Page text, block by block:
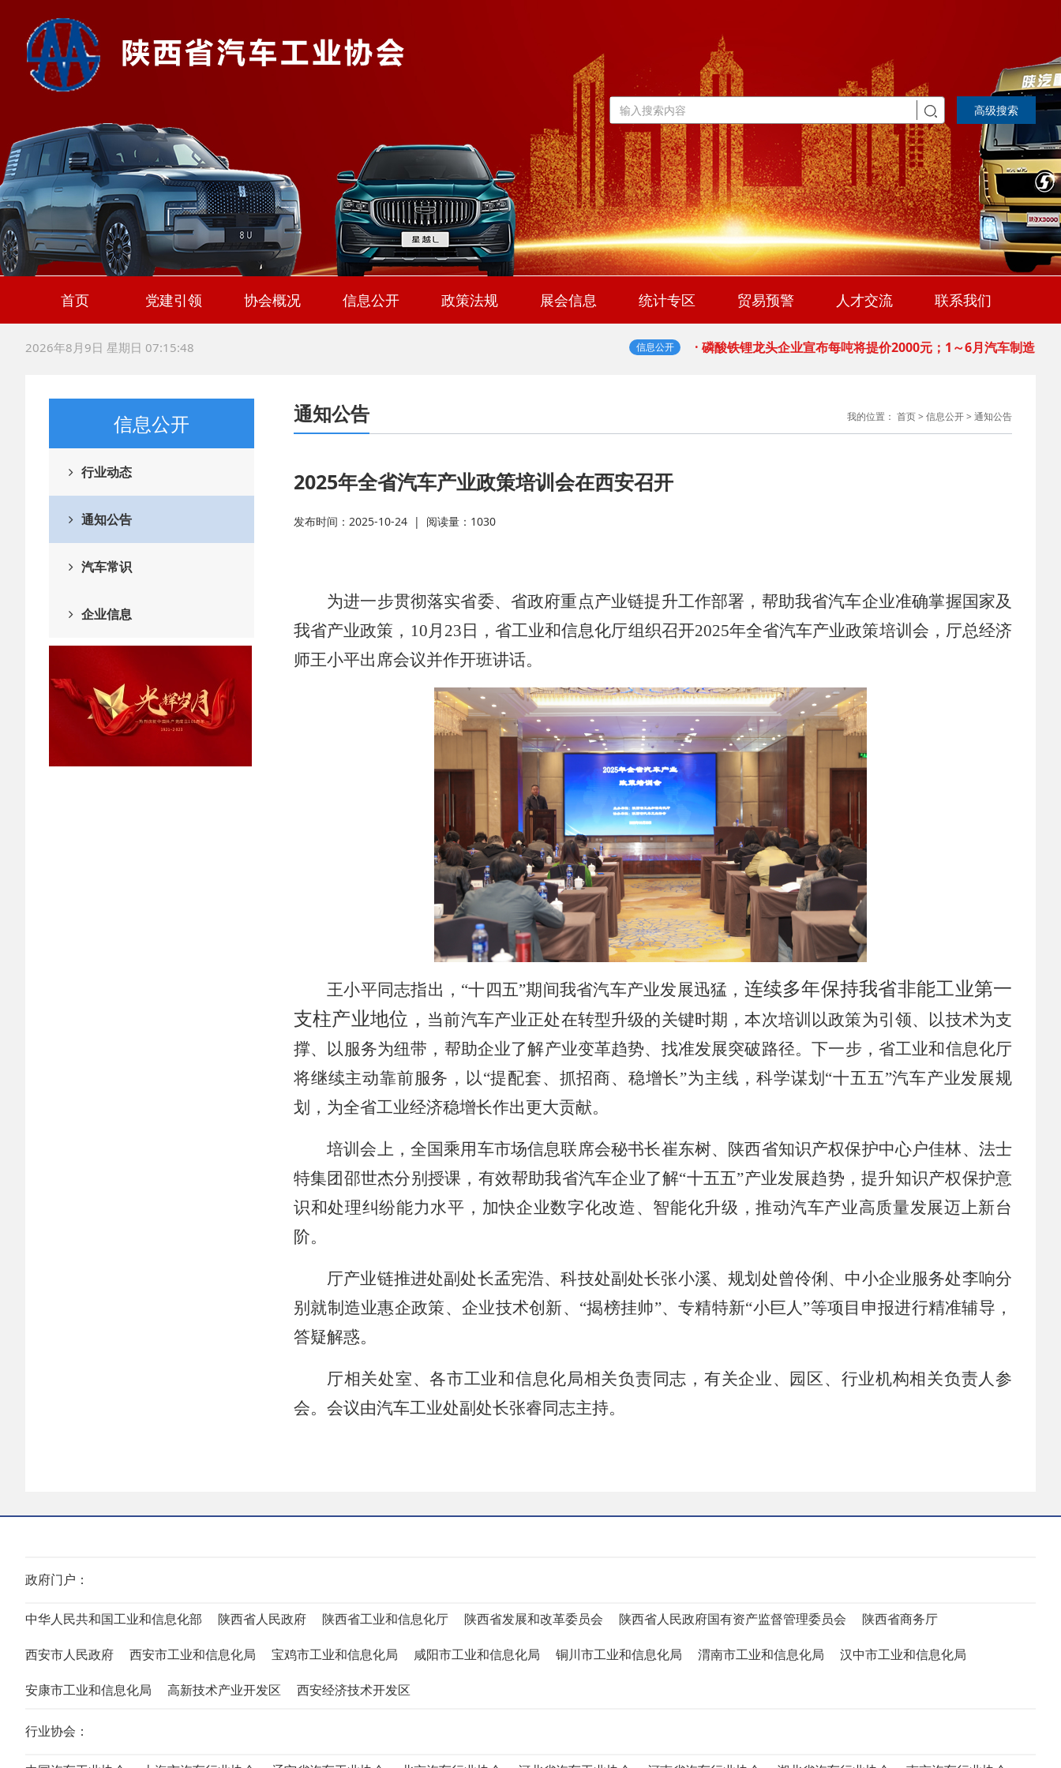
首页 党建引领 协会概况 信息公开 政策法规 展会信息 统计专区 贸易预警 人才交流 联系我们
2026年8月9日 星期日 07:15:49 信息公开
· 吉利汽车集团成立销售总公司；奇瑞成为首个单月出口突破
20万辆 2026-08-03
· 吴赟任上汽大众总经理 陶海龙履新华域汽车总经理
2026-08-03
· 国税总局在停车场等试点推行“支付即开票” ；保时捷2035
2026-07-29
· 安庆衡：当前汽车市场形势研判与企业应对策略
2026-07-29
· 磷酸铁锂龙头企业宣布每吨将提价2000元；1～6月汽车制造
别会 2026-07-17
· 吉利汽车集团成立销售总公司；奇瑞成为首个单月出口突破
· 国税总局在停车场等试点推行“支付即开票” ；保时捷2035
· 安庆衡：当前汽车市场形势研判与企业应对策略
· 磷酸铁锂龙头企业宣布每吨将提价2000元；1～6月汽车制造
业
· 相关部门回应网传“北京或将推出郊区专属号牌”；腾讯宣布
Mio
· 付于武：告别“低价叙事”，中国汽车品牌需重塑全球话语体
系
· 中国品牌欧洲销量暴涨118%！
· 上半年经营者集中反垄断审查案件，汽车业集中数量最多；
上半年国 2026-07-17
· 习近平出席2026世界人工智能大会暨人工智能全球治理高级
信息公开
行业动态
通知公告
汽车常识
企业信息
通知公告 我的位置： 首页> 信息公开> 通知公告
2025年全省汽车产业政策培训会在西安召开
发布时间：2025-10-24 | 阅读量： 1030
为进一步贯彻落实省委、省政府重点产业链提升工作部署 ， 帮助我省汽车企业准确掌握国家及
我省产业政策， 10月 23 日 ， 省工业和信息化厅组织召开2025年全省汽车产业政策培训会 ，厅总经济
师王小平出席会议并作开班讲话。
王小平同志指出， “十四五”期间我省汽车产业发展迅猛， 连续多年保持我省非能工业第一
支柱产业地位， 当前汽车产业正处在转型升级的关键时期，本次培训以政策为引领、以技术为支
撑、以服务为纽带，帮助企业了解产业变革趋势、找准发展突破路径。下一步，省工业和信息化厅
将继续主动靠前服务，以“提配套、抓招商、稳增长”为主线，科学谋划 “十五五”汽车产业发展规
划， 为全省工业经济稳增长作出更大贡献。
培训会上， 全国乘用车市场信息联席会秘书长崔东树、陕西省知识产权保护中心户佳林、法士
特集团邵世杰分别授课，有效帮助我省汽车企业了解“十五五”产业发展趋势，提升知识产权保护意
识和处理纠纷能力水平，加快企业数字化改造、智能化升级，推动汽车产业高质量发展迈上新台
阶。
厅产业链推进处副处长孟宪浩、科技处副处长张小溪、规划处曾伶俐、中小企业服务处李响分
别就制造业惠企政策、企业技术创新、 “揭榜挂帅”、专精特新“小巨人”等项目申报进行精准辅导，
答疑解惑。
厅相关处室、各市工业和信息化局相关负责同志 ， 有关企业、 园区、 行业机构相关负责人参
会。 会议由汽车工业处副处长张睿同志主持。
政府门户：
中华人民共和国工业和信息化部 陕西省人民政府 陕西省工业和信息化厅 陕西省发展和改革委员会 陕西省人民政府国有资产监督管理委员会 陕西省商务厅
西安市人民政府 西安市工业和信息化局 宝鸡市工业和信息化局 咸阳市工业和信息化局 铜川市工业和信息化局 渭南市工业和信息化局 汉中市工业和信息化局
安康市工业和信息化局 高新技术产业开发区 西安经济技术开发区
行业协会：